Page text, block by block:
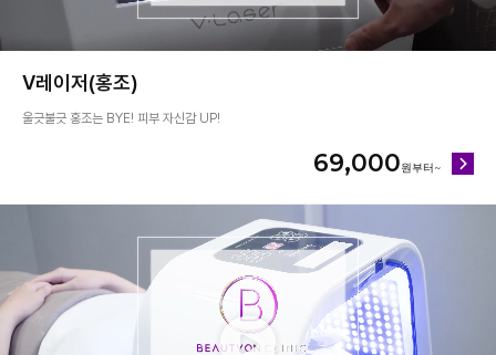
V레이저(홍조)
울긋불긋 홍조는 BYE! 피부 자신감 UP!
69,000